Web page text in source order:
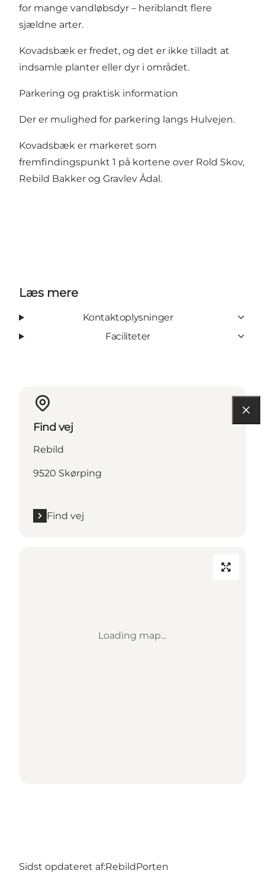
for mange vandløbsdyr – heriblandt flere
sjældne arter.
Kovadsbæk er fredet, og det er ikke tilladt at
indsamle planter eller dyr i området.
Parkering og praktisk information
Der er mulighed for parkering langs Hulvejen.
Kovadsbæk er markeret som
fremfindingspunkt 1 på kortene over Rold Skov,
Rebild Bakker og Gravlev Ådal.
Læs mere
Kontaktoplysninger
Faciliteter
Find vej
Rebild
9520 Skørping
Find vej
Loading map...
Sidst opdateret af:RebildPorten